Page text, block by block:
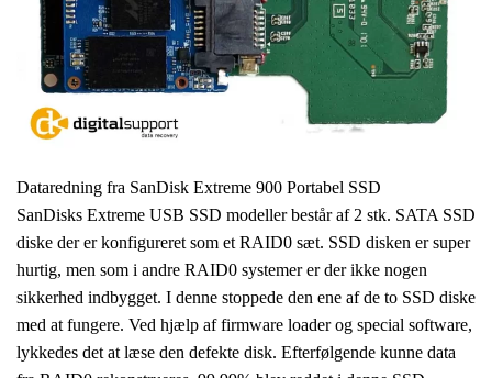
Dataredning fra SanDisk Extreme 900 Portabel SSD
SanDisks Extreme USB SSD modeller består af 2 stk. SATA SSD
diske der er konfigureret som et RAID0 sæt. SSD disken er super
hurtig, men som i andre RAID0 systemer er der ikke nogen
sikkerhed indbygget. I denne stoppede den ene af de to SSD diske
med at fungere. Ved hjælp af firmware loader og special software,
lykkedes det at læse den defekte disk. Efterfølgende kunne data